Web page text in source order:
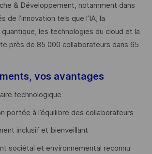
& Développement, notamment dans
de l’innovation tels que l’IA, la
les technologies du cloud et la
près de 85 000 collaborateurs dans 65
vos avantages
technologique
portée à l’équilibre des collaborateurs
inclusif et bienveillant
sociétal et environnemental reconnu